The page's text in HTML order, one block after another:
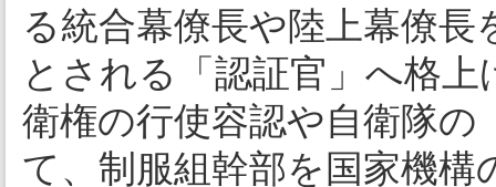
る統合幕僚長や陸上幕僚長
とされる「認証官」へ格
衛権の行使容認や自衛隊
て、制服組幹部を国家機